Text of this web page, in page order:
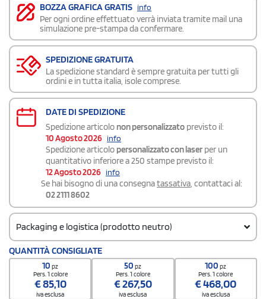
BOZZA GRAFICA GRATIS info
Per ogni ordine effettuato verrà inviata tramite mail una
simulazione pre-stampa da confermare.
SPEDIZIONE GRATUITA
La spedizione standard è sempre gratuita per tutti gli
ordini e in tutta italia, isole comprese.
DATE DI SPEDIZIONE
Spedizione articolo non personalizzato previsto il:
10 Agosto 2026 info
Spedizione articolo personalizzato con laser per un
quantitativo inferiore a 250 stampe previsto il:
12 Agosto 2026 info
Se hai bisogno di una consegnatassativa, contattaci al:
02 2111 8602
Packaging e logistica (prodotto neutro)
Codice doganale
9608 1092
Quantità per scatola
QUANTITÀ CONSIGLIATE
10pz
Pers. 1 colore
€85,10
iva esclusa
50pz
Pers. 1 colore
€267,50
iva esclusa
100pz
Pers. 1 colore
€468,00
iva esclusa